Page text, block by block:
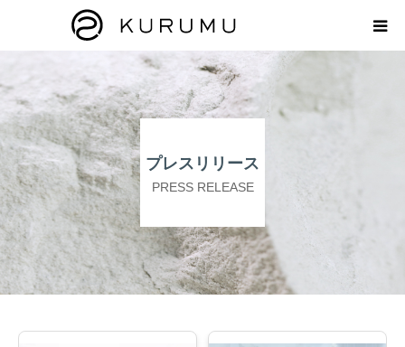
プレスリリース
PRESS RELEASE
HOME
ABOUT
プロダクト
モンモリロナイトラボ
お知らせ
えどがわ楽市